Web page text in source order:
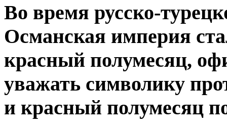
Во время русско-
Османская империя
красный полумесяц,
уважать символику
и красный полумесяц